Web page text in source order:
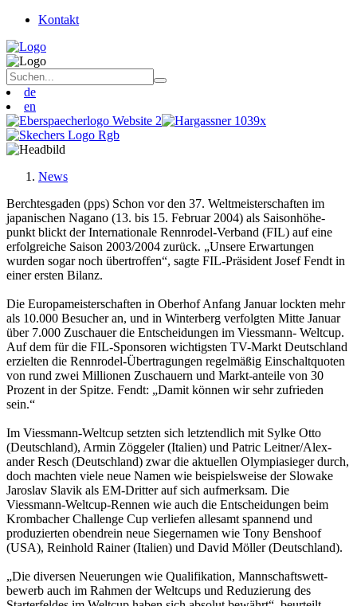
Kontakt
de
en
News
Berchtesgaden (pps) Schon vor den 37. Weltmeisterschaften im
japanischen Nagano (13. bis 15. Februar 2004) als Saisonhöhe-
punkt blickt der Internationale Rennrodel-Verband (FIL) auf eine
erfolgreiche Saison 2003/2004 zurück. „Unsere Erwartungen
wurden sogar noch übertroffen“, sagte FIL-Präsident Josef Fendt in
einer ersten Bilanz.
Die Europameisterschaften in Oberhof Anfang Januar lockten mehr
als 10.000 Besucher an, und in Winterberg verfolgten Mitte Januar
über 7.000 Zuschauer die Entscheidungen im Viessmann- Weltcup.
Auf dem für die FIL-Sponsoren wichtigsten TV-Markt Deutschland
erzielten die Rennrodel-Übertragungen regelmäßig Einschaltquoten
von rund zwei Millionen Zuschauern und Markt-anteile von 30
Prozent in der Spitze. Fendt: „Damit können wir sehr zufrieden
sein.“
Im Viessmann-Weltcup setzten sich letztendlich mit Sylke Otto
(Deutschland), Armin Zöggeler (Italien) und Patric Leitner/Alex-
ander Resch (Deutschland) zwar die aktuellen Olympiasieger durch,
doch machten viele neue Namen wie beispielsweise der Slowake
Jaroslav Slavik als EM-Dritter auf sich aufmerksam. Die
Viessmann-Weltcup-Rennen wie auch die Entscheidungen beim
Krombacher Challenge Cup verliefen allesamt spannend und
produzierten obendrein neue Siegernamen wie Tony Benshoof
(USA), Reinhold Rainer (Italien) und David Möller (Deutschland).
„Die diversen Neuerungen wie Qualifikation, Mannschaftswett-
bewerb auch im Rahmen der Weltcups und Reduzierung des